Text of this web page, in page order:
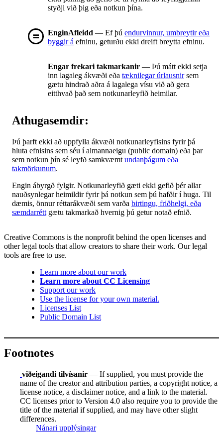
styðji við þig eða notkun þína.
EnginAfleidd — Ef þú endurvinnur, umbreytir eða
byggir á efninu, geturðu ekki dreift breytta efninu.
Engar frekari takmarkanir — Þú mátt ekki setja
inn lagaleg ákvæði eða tæknilegar úrlausnirsem
gætu hindrað aðra á lagalega vísu við að gera
eitthvað það sem notkunarleyfið heimilar.
Athugasemdir:
Þú þarft ekki að uppfylla ákvæði notkunarleyfisins fyrir þá
hluta efnisins sem séu í almannaeigu (public domain) eða þar
sem notkun þín sé leyfð samkvæmt undanþágum eða
takmörkunum.
Engin ábyrgð fylgir. Notkunarleyfið gæti ekki gefið þér allar
nauðsynlegar heimildir fyrir þá notkun sem þú hafðir í huga. Til
dæmis, önnur réttarákvæði sem varða birtingu, friðhelgi, eða
sæmdarrétt gætu takmarkað hvernig þú getur notað efnið.
Creative Commons is the nonprofit behind the open licenses and
other legal tools that allow creators to share their work. Our legal
tools are free to use.
Learn more about our work
Learn more about CC Licensing
Support our work
Use the license for your own material.
Licenses List
Public Domain List
Footnotes
viðeigandi tilvísanir — If supplied, you must provide the
name of the creator and attribution parties, a copyright notice, a
license notice, a disclaimer notice, and a link to the material.
CC licenses prior to Version 4.0 also require you to provide the
title of the material if supplied, and may have other slight
differences.
Nánari upplýsingar